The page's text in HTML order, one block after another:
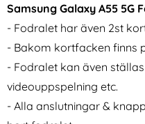
Linsskydd
iPhone 14 Fodral I Äkta Läder
- Välj Färg! (Orange)
Art. nr 210771
rea pris
99 krtidigare pris
99 kr
Tillgänglighet:
I lager
Köp
14 Fodral I Äkta
Samsung Galaxy A55 5G
- Fodralet har även 2st
- Bakom kortfacken finns
- Fodralet kan även
videouppspelning etc.
- Alla anslutningar &